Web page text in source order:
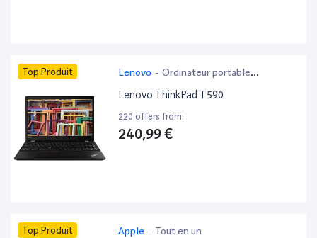
Top Produit Lenovo - Ordinateur portable
bureautique
Lenovo ThinkPad T590
220 offers from:
240,99 €
Top Produit Apple - Tout en un